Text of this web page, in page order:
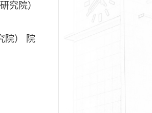
究院）
院） 院